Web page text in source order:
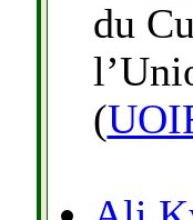
du
(